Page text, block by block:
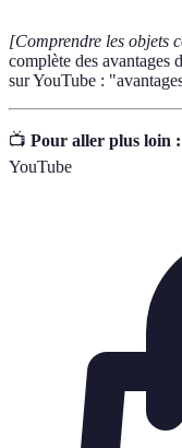
[Comprendre les objets
complète des avantages
sur YouTube :
📺 Pour aller plus loin :
YouTube